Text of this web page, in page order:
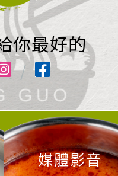
你最好的
/
媒體影音